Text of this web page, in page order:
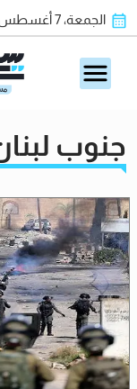
الجمعة، 7 أغسطس 2026
جنوب